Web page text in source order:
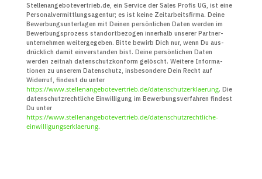
Stellenangebotevertrieb.de, ein Service der Sales Profis UG, ist eine
Personal­vermittlungs­agentur; es ist keine Zeit­arbeits­firma. Deine
Bewerbungs­unter­lagen mit Deinen persön­lichen Daten werden im
Bewerbungs­prozess standort­bezogen innerhalb unserer Partner­
unter­nehmen weiter­gegeben. Bitte bewirb Dich nur, wenn Du aus­
drücklich damit ein­verstanden bist. Deine persön­lichen Daten
werden zeitnah daten­schutz­konform gelöscht. Weitere Infor­ma­
tionen zu unserem Daten­schutz, insbe­sondere Dein Recht auf
Widerruf, findest du unter
https://www.stellenangebotevertrieb.de/datenschutzerklaerung. Die
daten­schutz­recht­liche Ein­willigung im Bewerbungs­verfahren findest
Du unter
https://www.stellenangebotevertrieb.de/datenschutzrechtliche-
einwilligungserklaerung.